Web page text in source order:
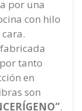
por una
con hilo
tanto
en
son
.